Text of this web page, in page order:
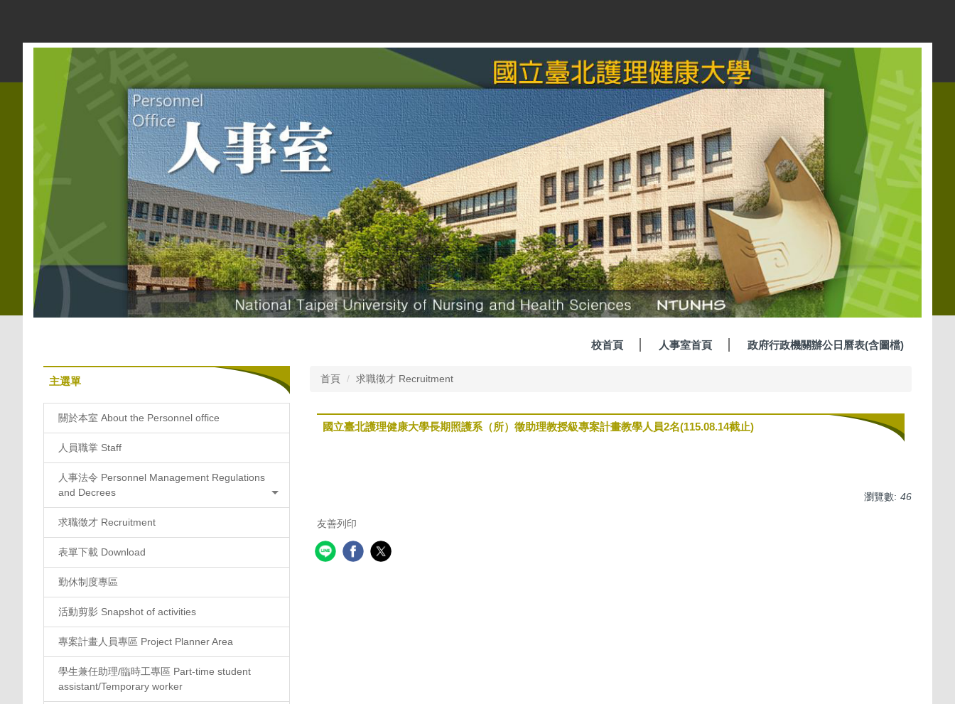
容
校首頁 人事室首頁 政府行政機關辦公日曆表(含圖檔)
主選單
關於本室 About the Personnel office
人員職掌 Staff
人事法令 Personnel Management Regulations
and Decrees
求職徵才 Recruitment
表單下載 Download
勤休制度專區
活動剪影 Snapshot of activities
專案計畫人員專區 Project Planner Area
學生兼任助理/臨時工專區 Part-time student
assistant/Temporary worker
首頁 求職徵才 Recruitment
國立臺北護理健康大學長期照護系（所）徵助理教授級專案計畫教學人員2名(115.08.14截止)
瀏覽數: 46
友善列印